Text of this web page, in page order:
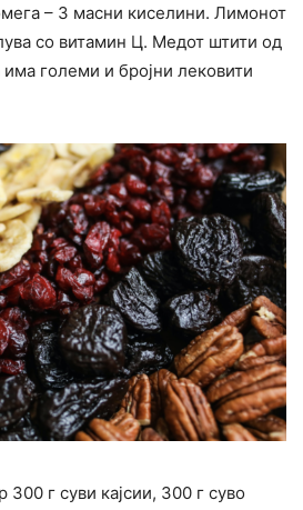
– 3 масни киселини. Лимонот
со витамин Ц. Медот штити од
големи и бројни лековити
г суви кајсии, 300 г суво